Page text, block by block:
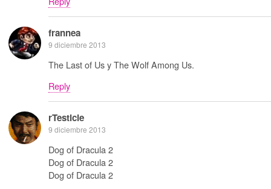
frannea
9 diciembre 2013
The Last of Us y The Wolf Among Us.
Reply
rTesticle
9 diciembre 2013
Dog of Dracula 2
Dog of Dracula 2
Dog of Dracula 2